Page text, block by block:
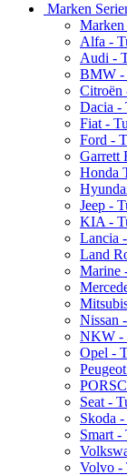
Marken
Marken
Alfa -
Audi -
BMW -
Citroën
Dacia -
Fiat -
Ford -
Garrett
Honda
Jeep -
KIA -
Lancia
Land
Marine
Nissan
NKW -
Opel -
Seat -
Skoda
Smart -
Volvo -